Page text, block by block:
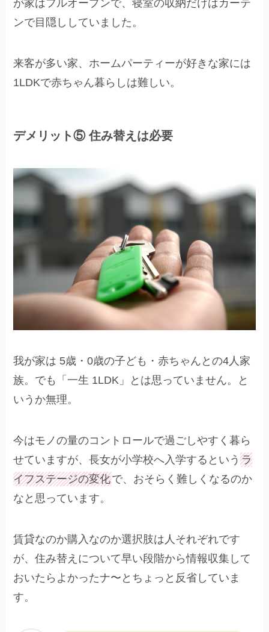
が家はフルオープンで、寝室の収納だけはカーテ
ンで目隠ししていました。
来客が多い家、ホームパーティーが好きな家には
1LDKで赤ちゃん暮らしは難しい。
デメリット⑤ 住み替えは必要
我が家は 5歳・0歳の子ども・赤ちゃんとの4人家
族。でも「一生 1LDK」とは思っていません。と
いうか無理。
今はモノの量のコントロールで過ごしやすく暮ら
せていますが、長女が小学校へ入学するというラ
イフステージの変化で、おそらく難しくなるのか
なと思っています。
賃貸なのか購入なのか選択肢は人それぞれです
が、住み替えについて早い段階から情報収集して
おいたらよかったナ〜とちょっと反省していま
す。